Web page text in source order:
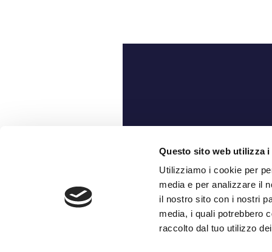
Questo sito web utilizza i
Utilizziamo i cookie per
media e per analizzare il
il nostro sito con i nostri
media, i quali potrebbero
raccolto dal tuo utilizzo